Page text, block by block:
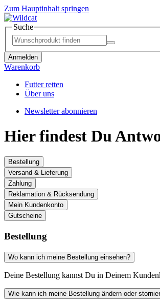
Zum Hauptinhalt springen
Suche
Anmelden
Warenkorb
Futter retten
Über uns
Newsletter abonnieren
Hier findest Du
Bestellung
Versand & Lieferung
Zahlung
Reklamation & Rücksendung
Mein Kundenkonto
Gutscheine
Bestellung
Wo kann ich meine Bestellung einsehen?
Deine Bestellung kannst Du in Deinem
Wie kann ich meine Bestellung ändern oder